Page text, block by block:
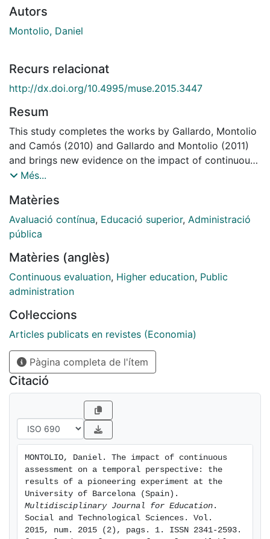
Autors
Montolio, Daniel
Recurs relacionat
http://dx.doi.org/10.4995/muse.2015.3447
Resum
This study completes the works by Gallardo, Montolio
and Camós (2010) and Gallardo and Montolio (2011)
and brings new evidence on the impact of continuous
assessment on students' results. We use a complete
taught and the results obtained by students at the
Public Administration and Management Diploma
Course of the University of Barcelona (Spain) that was
implementing the guidelines of the European Higher
Education Area (EHEA) back in 2004.
Més...
Matèries
Avaluació contínua, Educació superior, Administració
pública
Matèries (anglès)
Continuous evaluation, Higher education, Public
administration
Col·leccions
Articles publicats en revistes (Economia)
Pàgina completa de l'ítem
Citació
MONTOLIO, Daniel. The impact of continuous
assessment on a temporal perspective: the
results of a pioneering experiment at the
Multidisciplinary Journal for Education .
Social and Technological Sciences. Vol.
2015, num. 2015 (2), pags. 1. ISSN 2341-2593.